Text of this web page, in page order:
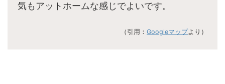
気もアットホームな感じでよいです。
（引用： Googleマップより）